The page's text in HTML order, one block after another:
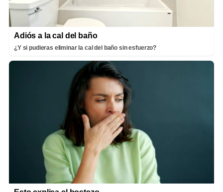
Adiós a la cal del baño
¿Y si pudieras eliminar la cal del baño sin esfuerzo?